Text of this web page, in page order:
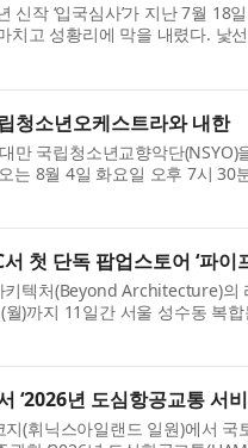
신작 ‘입국심사’가 지난 7월 18
고 성황리에 막을 내렸다. 낯
채운 이번 무대는 국경...
청소년오케스트라와 내한
만 국립청소년교향악단(NSYO)
는 8월 4일 화요일 오후 7시 30
번 공연은 대만 국립...
첫 단독 팝업스토어 ‘파이
텍처(Beyond Architecture)의
)까지 11일간 서울 성수동 복
- 핵(hacks)부터 오...
‘2026년 도심항공교통 서
(휘닉스아일랜드 일원)에서 국